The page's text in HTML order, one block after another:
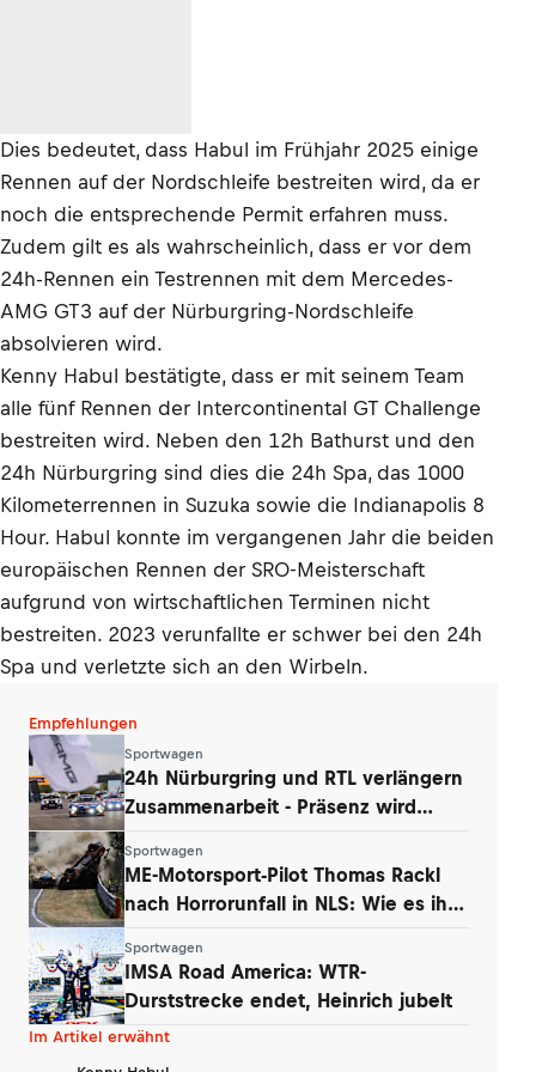
Dies bedeutet, dass Habul im Frühjahr 2025 einige
Rennen auf der Nordschleife bestreiten wird, da er
noch die entsprechende Permit erfahren muss.
Zudem gilt es als wahrscheinlich, dass er vor dem
24h-Rennen ein Testrennen mit dem Mercedes-
AMG GT3 auf der Nürburgring-Nordschleife
absolvieren wird.
Kenny Habul bestätigte, dass er mit seinem Team
alle fünf Rennen der Intercontinental GT Challenge
bestreiten wird. Neben den 12h Bathurst und den
24h Nürburgring sind dies die 24h Spa, das 1000
Kilometerrennen in Suzuka sowie die Indianapolis 8
Hour. Habul konnte im vergangenen Jahr die beiden
europäischen Rennen der SRO-Meisterschaft
aufgrund von wirtschaftlichen Terminen nicht
bestreiten. 2023 verunfallte er schwer bei den 24h
Spa und verletzte sich an den Wirbeln.
Empfehlungen
Sportwagen
24h Nürburgring und RTL verlängern
Zusammenarbeit - Präsenz wird
Sportwagen
ME-Motorsport-Pilot Thomas Rackl
nach Horrorunfall in NLS: Wie es ihm
Sportwagen
IMSA Road America: WTR-
Durststrecke endet, Heinrich jubelt
Im Artikel erwähnt